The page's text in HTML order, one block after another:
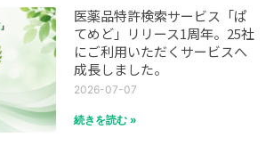
医薬品特許検索サービス「ぱ
てめど」リリース1周年。25社
にご利用いただくサービスへ
成長しました。
2026-07-07
続きを読む »